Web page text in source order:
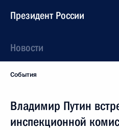
Президент России
Новости
События
Владимир Путин
инспекционной